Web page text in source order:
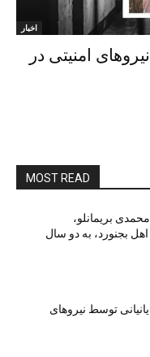
اخبار
امنیتی در
MOST READ
بریمانلو،
۲۰ ساله اهل بجنورد، به دو سال
توسط نیروهای